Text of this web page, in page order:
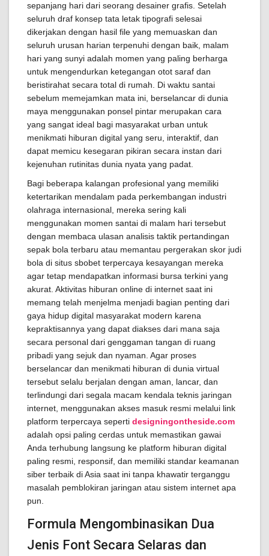
sepanjang hari dari seorang desainer grafis. Setelah
seluruh draf konsep tata letak tipografi selesai
dikerjakan dengan hasil file yang memuaskan dan
seluruh urusan harian terpenuhi dengan baik, malam
hari yang sunyi adalah momen yang paling berharga
untuk mengendurkan ketegangan otot saraf dan
beristirahat secara total di rumah. Di waktu santai
sebelum memejamkan mata ini, berselancar di dunia
maya menggunakan ponsel pintar merupakan cara
yang sangat ideal bagi masyarakat urban untuk
menikmati hiburan digital yang seru, interaktif, dan
dapat memicu kesegaran pikiran secara instan dari
kejenuhan rutinitas dunia nyata yang padat.
Bagi beberapa kalangan profesional yang memiliki
ketertarikan mendalam pada perkembangan industri
olahraga internasional, mereka sering kali
menggunakan momen santai di malam hari tersebut
dengan membaca ulasan analisis taktik pertandingan
sepak bola terbaru atau memantau pergerakan skor judi
bola di situs sbobet terpercaya kesayangan mereka
agar tetap mendapatkan informasi bursa terkini yang
akurat. Aktivitas hiburan online di internet saat ini
memang telah menjelma menjadi bagian penting dari
gaya hidup digital masyarakat modern karena
kepraktisannya yang dapat diakses dari mana saja
secara personal dari genggaman tangan di ruang
pribadi yang sejuk dan nyaman. Agar proses
berselancar dan menikmati hiburan di dunia virtual
tersebut selalu berjalan dengan aman, lancar, dan
terlindungi dari segala macam kendala teknis jaringan
internet, menggunakan akses masuk resmi melalui link
platform terpercaya seperti designingontheside.com
adalah opsi paling cerdas untuk memastikan gawai
Anda terhubung langsung ke platform hiburan digital
paling resmi, responsif, dan memiliki standar keamanan
siber terbaik di Asia saat ini tanpa khawatir terganggu
masalah pemblokiran jaringan atau sistem internet apa
pun.
Formula Mengombinasikan Dua
Jenis Font Secara Selaras dan